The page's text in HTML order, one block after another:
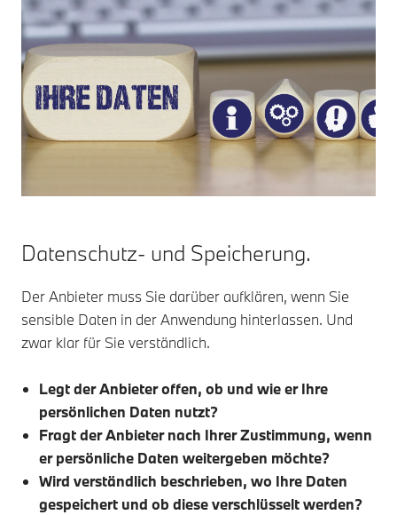
Datenschutz- und Speicherung.
Der Anbieter muss Sie darüber aufklären, wenn Sie
sensible Daten in der Anwendung hinterlassen. Und
zwar klar für Sie verständlich.
Legt der Anbieter offen, ob und wie er Ihre
persönlichen Daten nutzt?
Fragt der Anbieter nach Ihrer Zustimmung, wenn
er persönliche Daten weitergeben möchte?
Wird verständlich beschrieben, wo Ihre Daten
gespeichert und ob diese verschlüsselt werden?